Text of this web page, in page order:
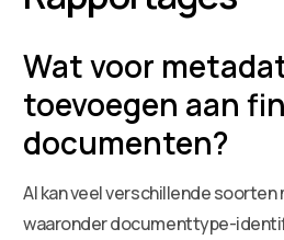
Wat voor
toevoegen aan
documenten?
AI kan veel verschillende
waaronder documenttype-